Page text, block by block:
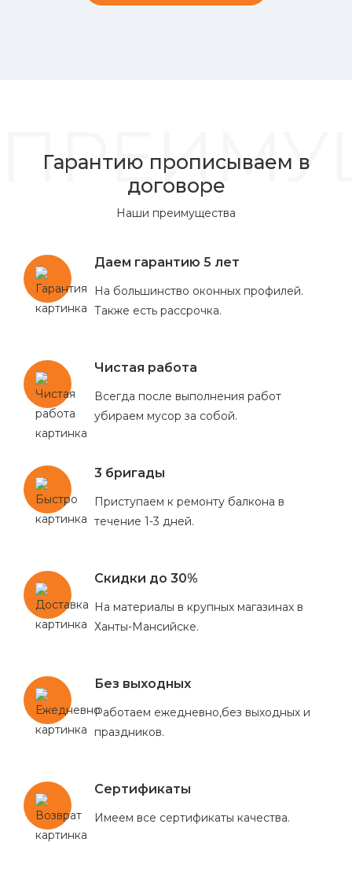
Гарантию прописываем в
договоре
Наши преимущества
Даем гарантию 5 лет
На большинство оконных профилей.
Также есть рассрочка.
Чистая работа
Всегда после выполнения работ
убираем мусор за собой.
3 бригады
Приступаем к ремонту балкона в
течение 1-3 дней.
Скидки до 30%
На материалы в крупных магазинах в
Ханты-Мансийске.
Без выходных
Работаем ежедневно,без выходных и
праздников.
Сертификаты
Имеем все сертификаты качества.